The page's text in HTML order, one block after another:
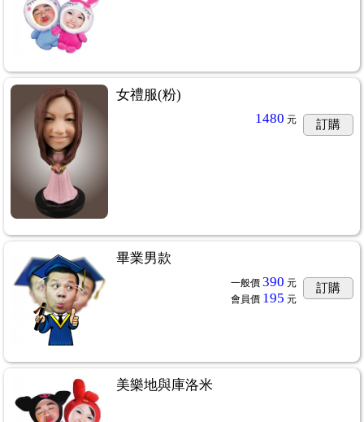
女禮服(粉)
1480 元 訂購
畢業男款
一般價 390 元
會員價 195 元
訂購
美樂地與庫洛米